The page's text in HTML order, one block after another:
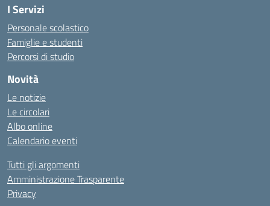
I Servizi
Personale scolastico
Famiglie e studenti
Percorsi di studio
Novità
Le notizie
Le circolari
Albo online
Calendario eventi
Tutti gli argomenti
Amministrazione Trasparente
Privacy